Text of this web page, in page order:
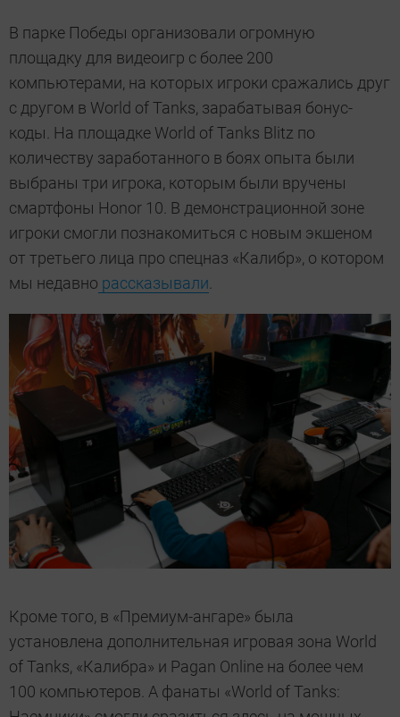
В парке Победы организовали огромную
площадку для видеоигр с более 200
компьютерами, на которых игроки сражались друг
с другом в World of Tanks, зарабатывая бонус-
коды. На площадке World of Tanks Blitz по
количеству заработанного в боях опыта были
выбраны три игрока, которым были вручены
смартфоны Honor 10. В демонстрационной зоне
игроки смогли познакомиться с новым экшеном
от третьего лица про спецназ «Калибр», о котором
мы недавно рассказывали
Кроме того, в «Премиум-ангаре» была
установлена дополнительная игровая зона World
of Tanks, «Калибра» и Pagan Online на более чем
100 компьютеров. А фанаты «World of Tanks: